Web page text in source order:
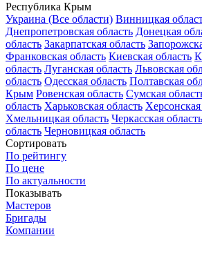
Республика Крым
Украина (Все области) Винницкая
Днепропетровская область Донецкая
область Закарпатская область
Франковская область Киевская область
область Луганская область Львовская
область Одесская область Полтавская
Крым Ровенская область Сумская
область Харьковская область Херсонская
Хмельницкая область Черкасская область
область Черновицкая область
Сортировать
По рейтингу
По цене
По актуальности
Показывать
Мастеров
Бригады
Компании